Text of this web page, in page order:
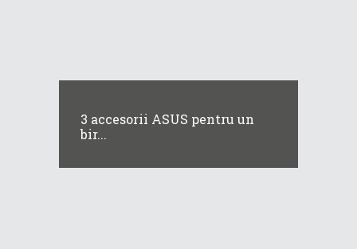
3 accesorii ASUS pentru un
bir...